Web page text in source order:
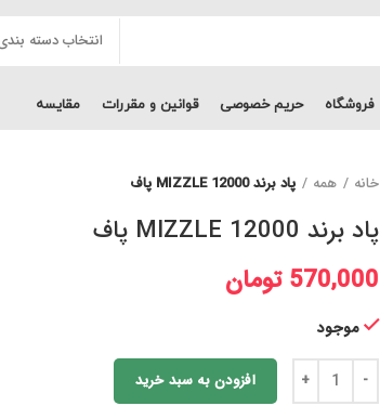
انتخاب دسته
فروشگاه حریم خصوصی قوانین و مقررات مقایسه
خانه
همه پاد برند MIZZLE 12000 پاف
پاد برند MIZZLE 12000 پاف
570,000 تومان
موجود
افزودن به سبد خرید